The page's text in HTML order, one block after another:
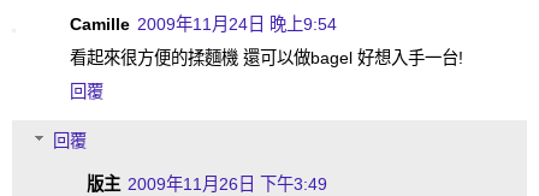
Camille 2009年11月24日 晚上9:54
看起來很方便的揉麵機 還可以做bagel 好想入手一台!
回覆
回覆
版主 2009年11月26日 下午3:49